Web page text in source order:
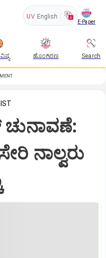
UV English
E-Paper
ಹೊಂಗಿರಣ Search
ನಾಲ್ವರು